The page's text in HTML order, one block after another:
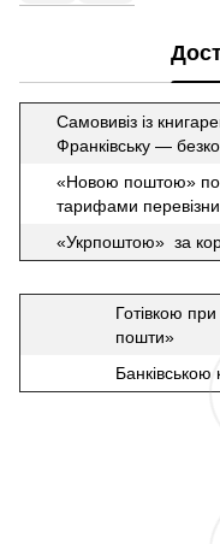
Самовивіз із
Франківську —
«Новою поштою» по
тарифами
«Укрпоштою» за
Готівкою
пошти»
Банківською